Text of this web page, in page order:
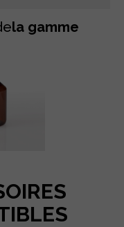
la gamme